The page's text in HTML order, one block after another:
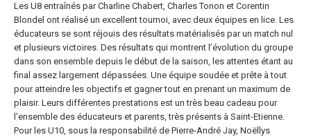
Les U8 entraînés par Charline Chabert, Charles Tonon et Corentin
Blondel ont réalisé un excellent tournoi, avec deux équipes en lice. Les
éducateurs se sont réjouis des résultats matérialisés par un match nul
et plusieurs victoires. Des résultats qui montrent l’évolution du groupe
dans son ensemble depuis le début de la saison, les attentes étant au
final assez largement dépassées. Une équipe soudée et prête à tout
pour atteindre les objectifs et gagner tout en prenant un maximum de
plaisir. Leurs différentes prestations est un très beau cadeau pour
l’ensemble des éducateurs et parents, très présents à Saint-Etienne.
Pour les U10, sous la responsabilité de Pierre-André Jay, Noëllys